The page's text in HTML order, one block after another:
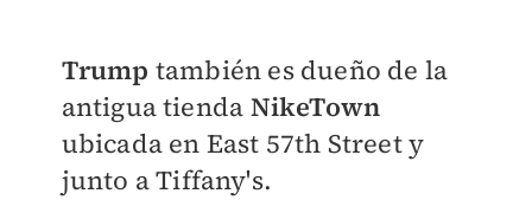
Trump también es dueño de la
antigua tienda NikeTown
ubicada en East 57th Street y
junto a Tiffany's.